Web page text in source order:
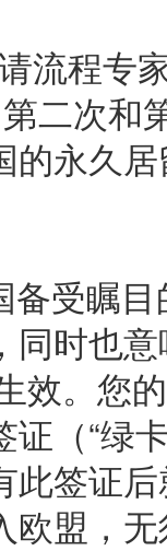
程专
二次和
的永久
受瞩目
同时也
效。您
（“绿
此签证
欧盟，